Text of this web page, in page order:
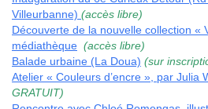
Villeurbanne) (accès libre)
Découverte de la nouvelle collection «
médiathèque (accès libre)
Balade urbaine (La Doua) (sur
Atelier « Couleurs d’encre », par Julia
GRATUIT)